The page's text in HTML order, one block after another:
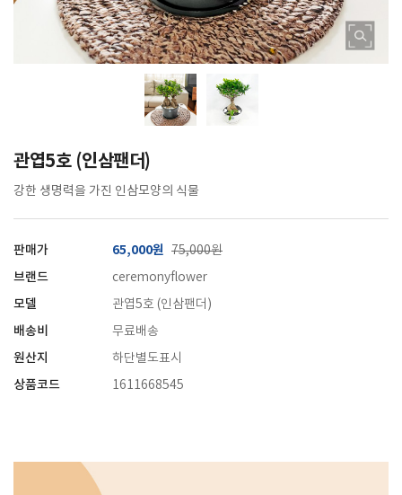
관엽5호 (인삼팬더)
강한 생명력을 가진 인삼모양의 식물
판매가 65,000원 75,000원
브랜드 ceremonyflower
모델 관엽5호 (인삼팬더)
배송비 무료배송
원산지 하단별도표시
상품코드 1611668545